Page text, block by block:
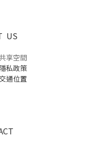
US
享空間
隱私政策
交通位置